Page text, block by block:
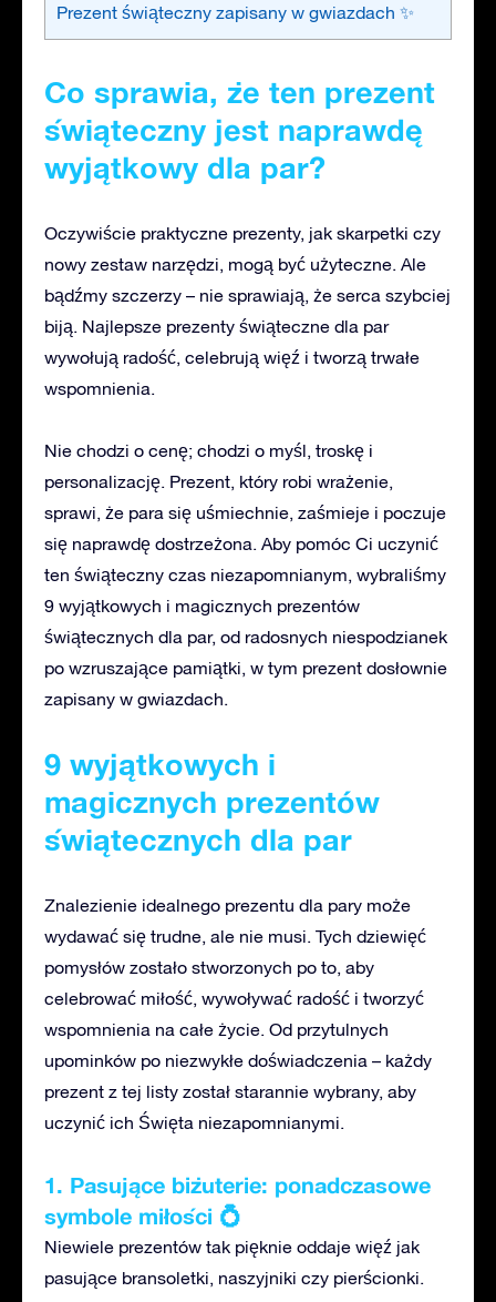
Prezent świąteczny zapisany w gwiazdach ✨
Co sprawia, że ten prezent
świąteczny jest naprawdę
wyjątkowy dla par?
Oczywiście praktyczne prezenty, jak skarpetki czy
nowy zestaw narzędzi, mogą być użyteczne. Ale
bądźmy szczerzy – nie sprawiają, że serca szybciej
biją. Najlepsze prezenty świąteczne dla par
wywołują radość, celebrują więź i tworzą trwałe
wspomnienia.
Nie chodzi o cenę; chodzi o myśl, troskę i
personalizację. Prezent, który robi wrażenie,
sprawi, że para się uśmiechnie, zaśmieje i poczuje
się naprawdę dostrzeżona. Aby pomóc Ci uczynić
ten świąteczny czas niezapomnianym, wybraliśmy
9 wyjątkowych i magicznych prezentów
świątecznych dla par, od radosnych niespodzianek
po wzruszające pamiątki, w tym prezent dosłownie
zapisany w gwiazdach.
9 wyjątkowych i
magicznych prezentów
świątecznych dla par
Znalezienie idealnego prezentu dla pary może
wydawać się trudne, ale nie musi. Tych dziewięć
pomysłów zostało stworzonych po to, aby
celebrować miłość, wywoływać radość i tworzyć
wspomnienia na całe życie. Od przytulnych
upominków po niezwykłe doświadczenia – każdy
prezent z tej listy został starannie wybrany, aby
uczynić ich Święta niezapomnianymi.
1. Pasujące biżuterie: ponadczasowe
symbole miłości 💍
Niewiele prezentów tak pięknie oddaje więź jak
pasujące bransoletki, naszyjniki czy pierścionki.